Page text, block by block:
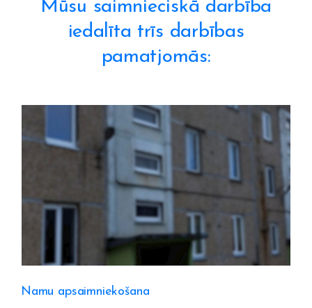
Mūsu saimnieciskā darbība
iedalīta trīs darbības
pamatjomās:
Namu apsaimniekošana